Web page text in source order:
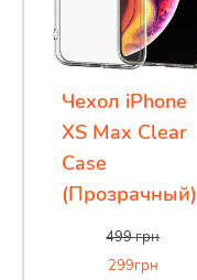
Чехол iPhone
XS Max Clear
Case
(Прозрачный)
499грн
299грн